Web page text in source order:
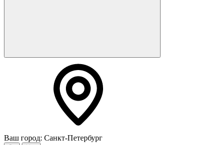
Ваш город: Санкт-Петербург